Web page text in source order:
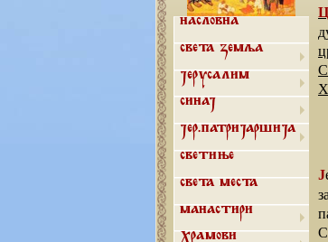
Насловна
Света земља
Јерусалим
Синај
Јер.патријаршија
Светиње
Света места
Манастири
Храмови
Црква у Јерусалиму је основана на дан Педесетнице, односно на дан силаска Светог
Јерусалимска патријаршија је највећи чувар Православља на Истоку и то несмањеним